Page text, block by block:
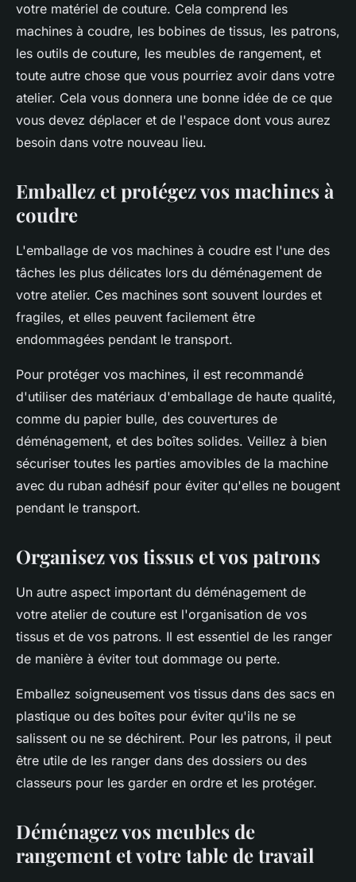
votre matériel de couture. Cela comprend les
machines à coudre, les bobines de tissus, les patrons,
les outils de couture, les meubles de rangement, et
toute autre chose que vous pourriez avoir dans votre
atelier. Cela vous donnera une bonne idée de ce que
vous devez déplacer et de l'espace dont vous aurez
besoin dans votre nouveau lieu.
Emballez et protégez vos machines à
coudre
L'emballage de vos machines à coudre est l'une des
tâches les plus délicates lors du déménagement de
votre atelier. Ces machines sont souvent lourdes et
fragiles, et elles peuvent facilement être
endommagées pendant le transport.
Pour protéger vos machines, il est recommandé
d'utiliser des matériaux d'emballage de haute qualité,
comme du papier bulle, des couvertures de
déménagement, et des boîtes solides. Veillez à bien
sécuriser toutes les parties amovibles de la machine
avec du ruban adhésif pour éviter qu'elles ne bougent
pendant le transport.
Organisez vos tissus et vos patrons
Un autre aspect important du déménagement de
votre atelier de couture est l'organisation de vos
tissus et de vos patrons. Il est essentiel de les ranger
de manière à éviter tout dommage ou perte.
Emballez soigneusement vos tissus dans des sacs en
plastique ou des boîtes pour éviter qu'ils ne se
salissent ou ne se déchirent. Pour les patrons, il peut
être utile de les ranger dans des dossiers ou des
classeurs pour les garder en ordre et les protéger.
Déménagez vos meubles de
rangement et votre table de travail